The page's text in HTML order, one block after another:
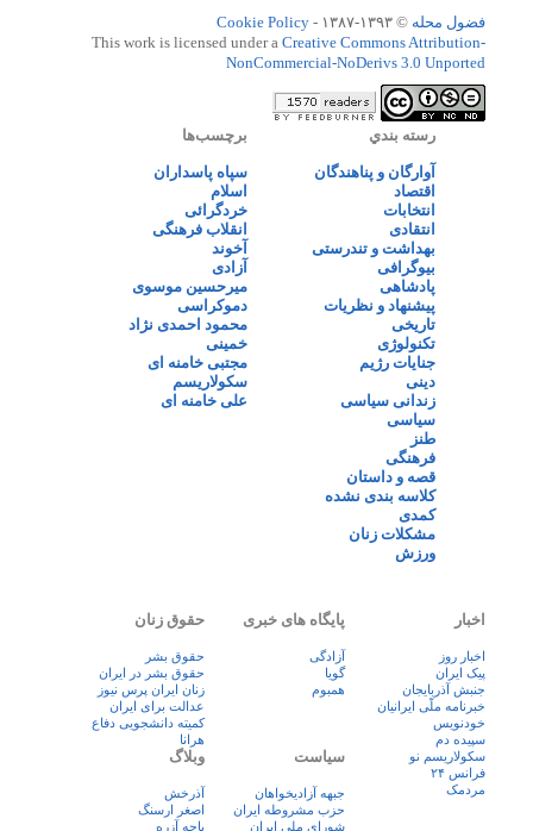
فضول محله © ۱۳۹۳-۱۳۸۷ -
Cookie Policy
This work is licensed under a Creative Commons Attribution-
NonCommercial-NoDerivs 3.0 Unported
رسته بندي
آوارگان و پناهندگان
اقتصاد
انتخابات
انتقادی
بهداشت و تندرستی
بیوگرافی
پادشاهی
پیشنهاد و نظریات
تاریخی
تکنولوژی
جنایات رژیم
دینی
زندانی سیاسی
سیاسی
طنز
فرهنگی
قصه و داستان
کلاسه بندی نشده
کمدی
مشکلات زنان
ورزش
برچسب‌ها
سپاه پاسداران
اسلام
خردگرائی
انقلاب فرهنگی
آخوند
آزادی
میرحسین موسوی
دموکراسی
محمود احمدی نژاد
خمینی
مجتبی خامنه ای
سکولاریسم
علی خامنه ای
اخبار
اخبار روز
پيک ايران
جنبش آذربایجان
خبرنامه ملّی ایرانیان
خودنویس
سپیده دم
سکولاریسم نو
فرانس ۲۴
مردمک
پایگاه های خبری
آزادگی
گویا
همبوم
حقوق زنان
حقوق بشر
حقوق بشر در ایران
زنان ايران پرس نيوز
عدالت برای ایران
کمیته دانشجویی دفاع
هرانا
سیاست
جبهه آزادیخواهان
حزب مشروطه ایران
شورای ملی ایران
وبلاگ
آذرخش
اصغر ارسنگ
باچه آزره